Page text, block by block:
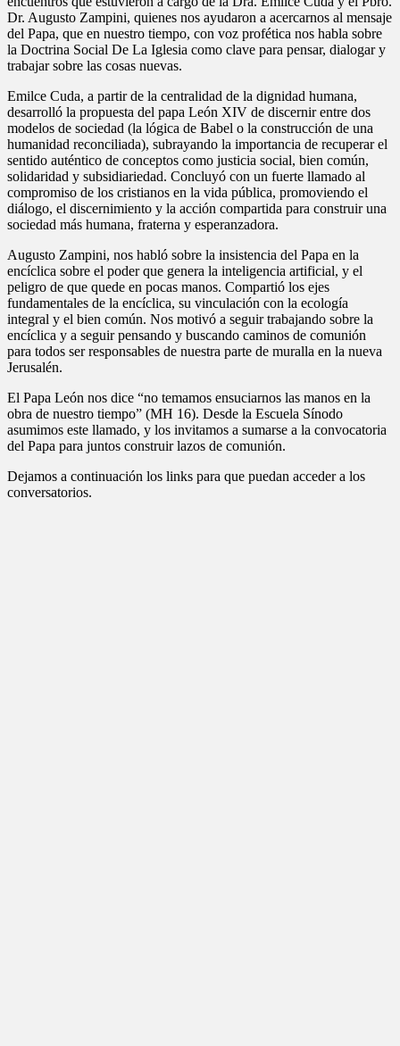
Dr. Augusto Zampini, quienes nos ayudaron a acercarnos al mensaje
del Papa, que en nuestro tiempo, con voz profética nos habla sobre
la Doctrina Social De La Iglesia como clave para pensar, dialogar y
trabajar sobre las cosas nuevas.
Emilce Cuda, a partir de la centralidad de la dignidad humana,
desarrolló la propuesta del papa León XIV de discernir entre dos
modelos de sociedad (la lógica de Babel o la construcción de una
humanidad reconciliada), subrayando la importancia de recuperar el
sentido auténtico de conceptos como justicia social, bien común,
solidaridad y subsidiariedad. Concluyó con un fuerte llamado al
compromiso de los cristianos en la vida pública, promoviendo el
diálogo, el discernimiento y la acción compartida para construir una
sociedad más humana, fraterna y esperanzadora.
Augusto Zampini, nos habló sobre la insistencia del Papa en la
encíclica sobre el poder que genera la inteligencia artificial, y el
peligro de que quede en pocas manos. Compartió los ejes
fundamentales de la encíclica, su vinculación con la ecología
integral y el bien común. Nos motivó a seguir trabajando sobre la
encíclica y a seguir pensando y buscando caminos de comunión
para todos ser responsables de nuestra parte de muralla en la nueva
Jerusalén.
El Papa León nos dice “no temamos ensuciarnos las manos en la
obra de nuestro tiempo” (MH 16). Desde la Escuela Sínodo
asumimos este llamado, y los invitamos a sumarse a la convocatoria
del Papa para juntos construir lazos de comunión.
Dejamos a continuación los links para que puedan acceder a los
conversatorios.